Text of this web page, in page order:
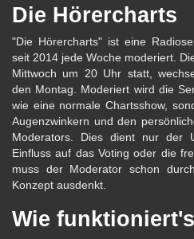
Die Hörercharts
"Die Hörercharts" ist eine
seit 2014 jede Woche moderiert.
Mittwoch um 20 Uhr statt,
den Montag. Moderiert wird die
wie eine normale Chartsshow,
Augenzwinkern und den
Moderators. Dies dient nur der
Einfluss auf das Voting oder die
muss der Moderator schon
Konzept ausdenkt.
Wie